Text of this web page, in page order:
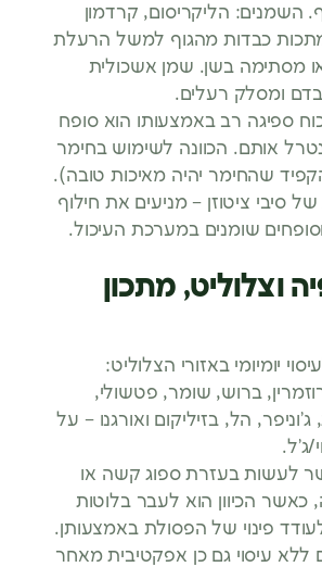
השמנים: הליקריסום, קרדמון
כבדות מהגוף למשל הרעלת
מסתימה בשן. שמן אשכולית
ומסלק רעלים.
ספיגה רב באמצעותו הוא סופח
אותם. הכוונה לשימוש בחימר
שהחימר יהיה מאיכות טובה).
של סיבי ציטוזן – מניעים את חילוף
שומנים במערכת העיכול.
וצלוליט, מתכון
יומיומי באזורי הצלוליט:
ברוש, שומר, פטשולי,
ג’וניפר, הל, בזיליקום ואורגנו – על
ג’ל.
לעשות בעזרת ספוג קשה או
הכיוון הוא לעבר בלוטות
פינוי של הפסולת באמצעותן.
עיסוי גם כן אפקטיבית מאחר